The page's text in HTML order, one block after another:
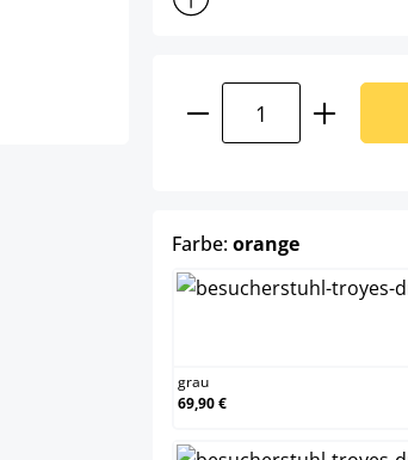
Produkt Anzahl:
Farbe:orangeauswählen
grau
69,90 €